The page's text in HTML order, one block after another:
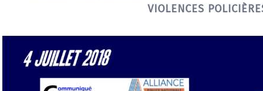
VIOLENCES